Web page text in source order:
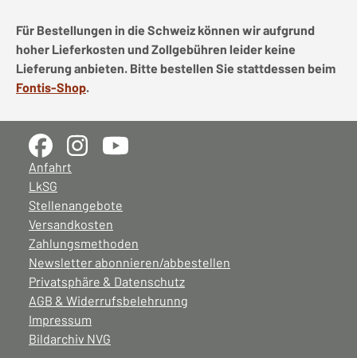
Für Bestellungen in die Schweiz können wir aufgrund
hoher Lieferkosten und Zollgebühren leider keine
Lieferung anbieten. Bitte bestellen Sie stattdessen beim
Fontis-Shop.
Anfahrt
LkSG
Stellenangebote
Versandkosten
Zahlungsmethoden
Newsletter abonnieren/abbestellen
Privatsphäre & Datenschutz
AGB & Widerrufsbelehrunng
Impressum
Bildarchiv NVG